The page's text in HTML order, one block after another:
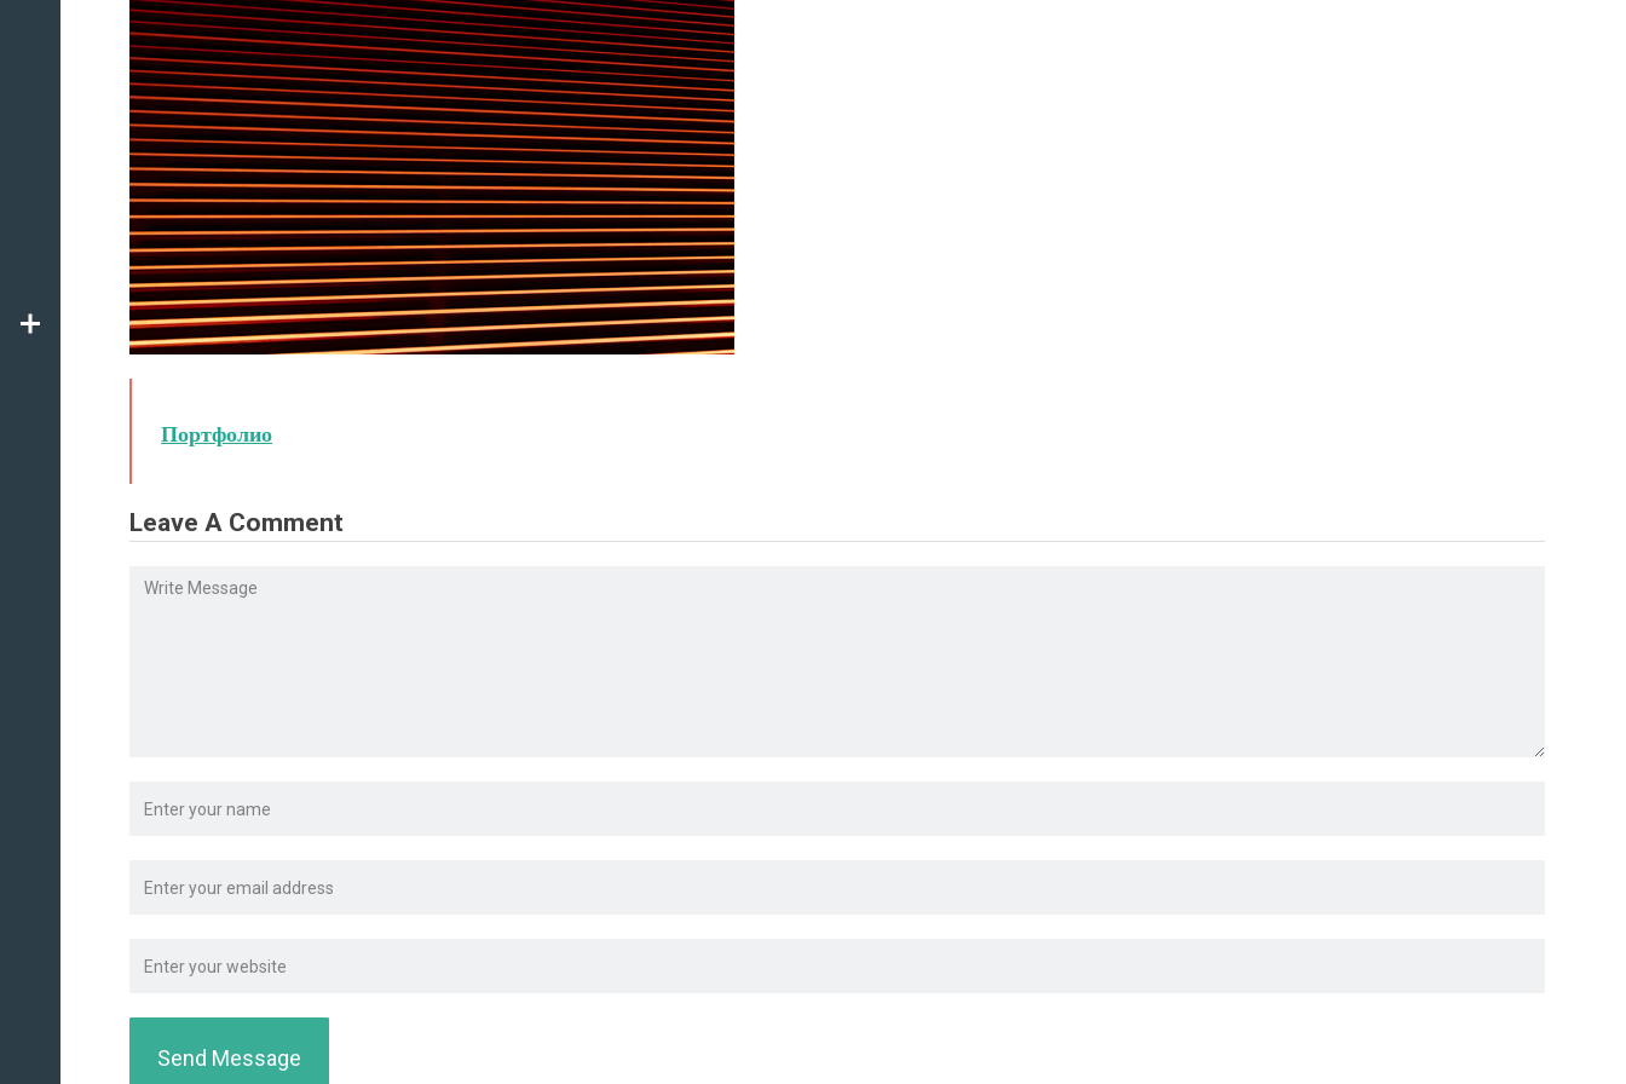
Портфолио
Leave A Comment